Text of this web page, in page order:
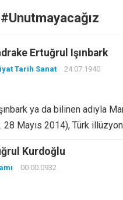
Ertuğrul Işınbark
Tarih Sanat 24.07.1940
ya da bilinen adıyla
28 Mayıs 2014), Türk
Kurdoğlu
00.00.0932